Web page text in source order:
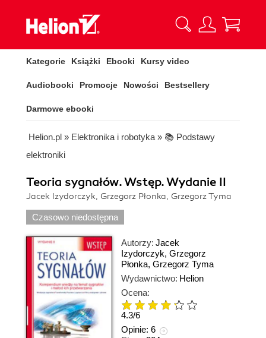
Kategorie Książki Ebooki Kursy video
Audiobooki Promocje Nowości Bestsellery
Darmowe ebooki
Helion.pl » Elektronika i robotyka » 📚 Podstawy
elektroniki
Teoria sygnałów. Wstęp. Wydanie II
Jacek Izydorczyk, Grzegorz Płonka, Grzegorz Tyma
Czasowo niedostępna
Autorzy: Jacek
Izydorczyk, Grzegorz
Płonka, Grzegorz Tyma
Wydawnictwo: Helion
Ocena:
4.3/6
Opinie: 6